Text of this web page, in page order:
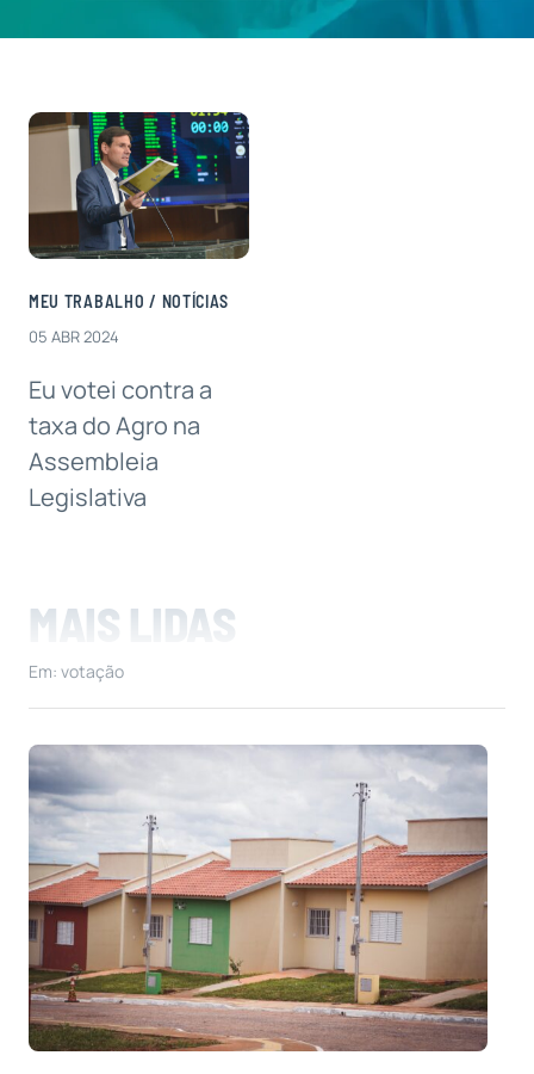
MEU TRABALHO / NOTÍCIAS
05 ABR 2024
Eu votei contra a
taxa do Agro na
Assembleia
Legislativa
MAIS LIDAS
Em: votação